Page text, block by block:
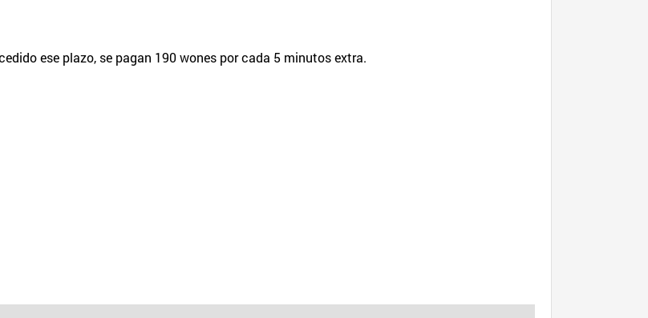
ese plazo, se pagan 190 wones por cada 5 minutos extra.